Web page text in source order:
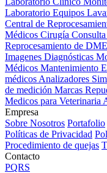
Laboratorio Equipos
Central de
Médicos Cirugía
Reprocesamiento de
Imagenes Diagnósticas
Médicos Mantenimiento
médicos Analizadores
de medición Marcas
Medicos para Veterinaria
Empresa
Sobre Nosotros Portafolio
Políticas de Privacidad
Procedimiento de quejas
Contacto
PQRS